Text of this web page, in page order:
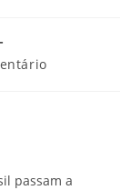
passam a